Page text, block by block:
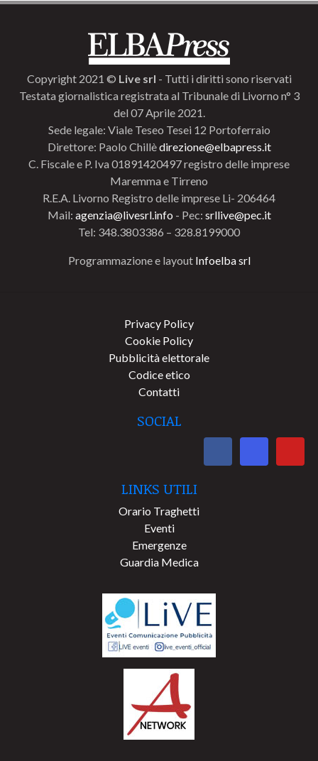
Copyright 2021 © Live srl - Tutti i diritti sono riservati
Testata giornalistica registrata al Tribunale di Livorno n° 3
del 07 Aprile 2021.
Sede legale: Viale Teseo Tesei 12 Portoferraio
Direttore: Paolo Chillèdirezione@elbapress.it
C. Fiscale e P. Iva 01891420497 registro delle imprese
Maremma e Tirreno
R.E.A. Livorno Registro delle imprese Li- 206464
Mail: agenzia@livesrl.info - Pec: srllive@pec.it
Tel: 348.3803386 – 328.8199000
Programmazione e layout Infoelba srl
Privacy Policy
Cookie Policy
Pubblicità elettorale
Codice etico
Contatti
SOCIAL
LINKS UTILI
Orario Traghetti
Eventi
Emergenze
Guardia Medica